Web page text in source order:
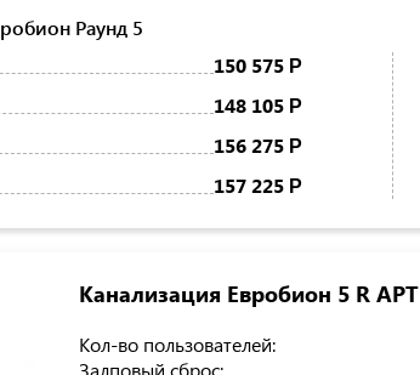
Раунд 5
150 575 Р
148 105 Р
156 275 Р
157 225 Р
Канализация Евробион 5 R АРТ
Кол-во пользователей:
Залповый сброс: